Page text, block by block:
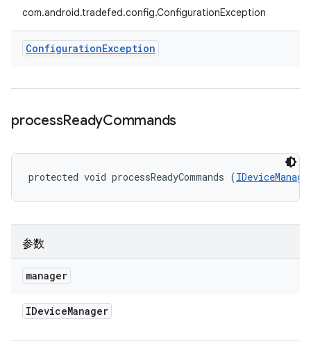
com.android.tradefed.config.ConfigurationException
ConfigurationException
processReadyCommands
protected void processReadyCommands (
参数
manager
IDeviceManager